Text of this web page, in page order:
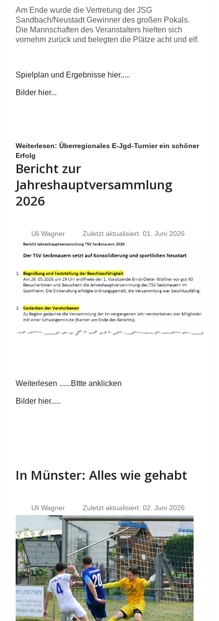
Am Ende wurde die Vertretung der JSG
Sandbach/Neustadt Gewinner des großen Pokals.
Die Mannschaften des Veranstalters hielten sich
vornehm zurück und belegten die Plätze acht und elf.
Spielplan und Ergebnisse hier.....
Bilder hier...
Weiterlesen: Überregionales E-Jgd-Turnier ein schöner
Erfolg
Bericht zur
Jahreshauptversammlung
2026
Uli Wagner Zuletzt aktualisiert: 01. Juni 2026
Weiterlesen ......BItte anklicken
Bilder hier.....
In Münster: Alles wie gehabt
Uli Wagner Zuletzt aktualisiert: 02. Juni 2026